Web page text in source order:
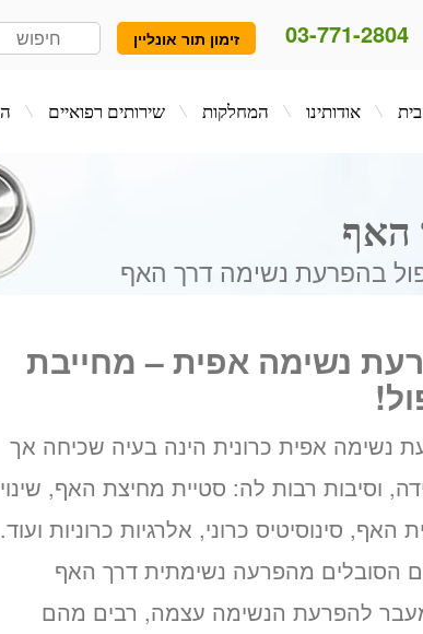
03-771-2804 זימון תור אונליין
האף
בהפרעת נשימה דרך האף
נשימה אפית – מחייבת
נשימה אפית כרונית הינה בעיה שכיחה אך
וסיבות רבות לה: סטיית מחיצת האף, שינוי
האף, סינוסיטיס כרוני, אלרגיות כרוניות ועוד.
הסובלים מהפרעה נשימתית דרך האף
מעבר להפרעת הנשימה עצמה, רבים מהם